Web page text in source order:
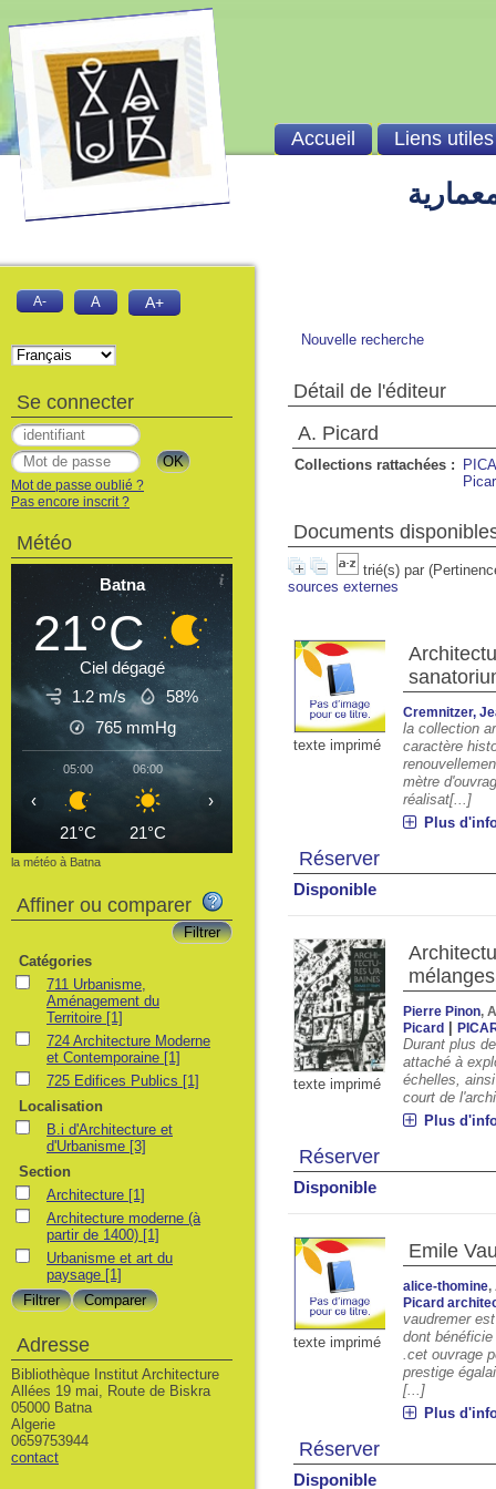
Nouvelle recherche
Détail de l'éditeur
A. Picard
Collections rattachées :
Documents
trié(s) par
sources externes
texte imprimé
Cremnitzer,
la collection
caractère
mètre
réalisat[...]
Plus
Réserver
Disponible
texte imprimé
Pierre Pinon,
Picard |
Durant plus
attaché à
échelles,
court de
Plus
Réserver
Disponible
texte imprimé
Emile
alice-thomine,
Picard
vaudremer
dont
.cet ouvrage
prestige
[...]
Plus
Réserver
Disponible
Accueil Liens utiles
A- A A+
Se connecter
Mot de passe oublié ?
Pas encore inscrit ?
Météo
Batna
21°C
Ciel dégagé
1.2 m/s
58%
765 mmHg
05:00
21°C
06:00
21°C
07:00 10:00
30°C
‹ ›
la météo à Batna
Affiner ou comparer
Catégories
711 Urbanisme,
Aménagement du
Territoire [1]
724 Architecture Moderne
et Contemporaine [1]
725 Edifices Publics [1]
Localisation
B.i d'Architecture et
d'Urbanisme [3]
Section
Architecture [1]
Architecture moderne (à
partir de 1400) [1]
Urbanisme et art du
paysage [1]
Adresse
Bibliothèque Institut Architecture
Allées 19 mai, Route de Biskra
05000 Batna
Algerie
0659753944
contact